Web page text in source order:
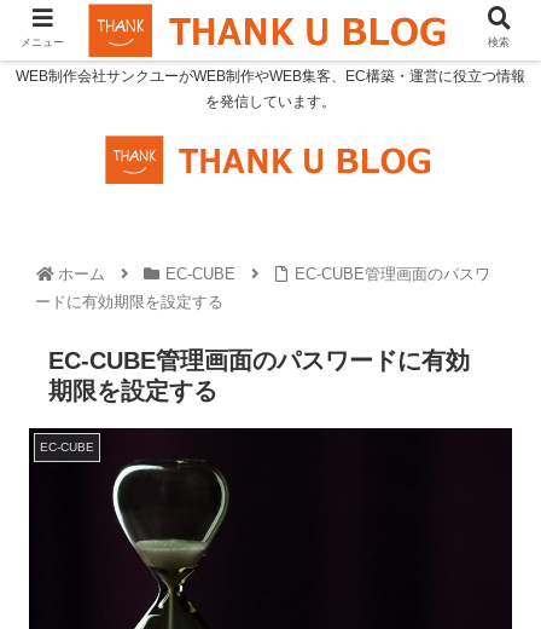
WEB制作会社サンクユーがWEB制作やWEB集客、EC構築・運営に役立つ情報
を発信しています。
ホーム EC-CUBE
EC-CUBE管理画面のパスワ
ードに有効期限を設定する
EC-CUBE管理画面のパスワードに有効
期限を設定する
EC-CUBE
メニュー 検索